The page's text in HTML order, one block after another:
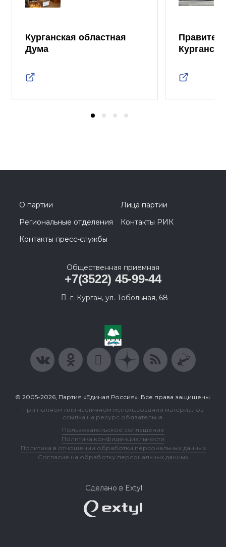
Курганская областная
Дума
О партии
Лица партии
Региональные отделения
Контакты РИК
Контакты пресс-службы
Общественная приемная
+7(3522) 45-99-44
г. Курган, ул. Тобольная, 68
© 2005-2026, Партия «Единая Россия». Все права защищены.
При полном или частичном использовании материалов
ссылка на ресурс обязательна.
Пользовательское соглашение
Политика конфиденциальности
Политика в отношении обработки персональных данных
Согласие на обработку персональных данных
Сделано в Extyl